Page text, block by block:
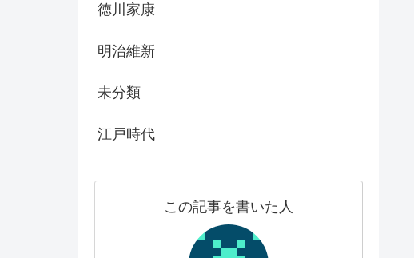
徳川家康
明治維新
未分類
江戸時代
この記事を書いた人